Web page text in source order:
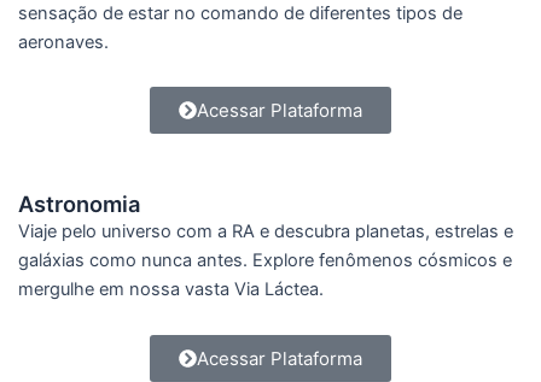
sensação de estar no comando de diferentes tipos de
aeronaves.
Acessar Plataforma
Astronomia
Viaje pelo universo com a RA e descubra planetas, estrelas e
galáxias como nunca antes. Explore fenômenos cósmicos e
mergulhe em nossa vasta Via Láctea.
Acessar Plataforma